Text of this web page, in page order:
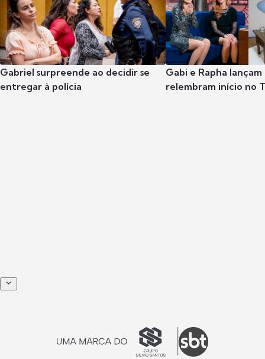
Gabriel surpreende ao decidir se
entregar à polícia
Gabi e Rapha
relembram início no